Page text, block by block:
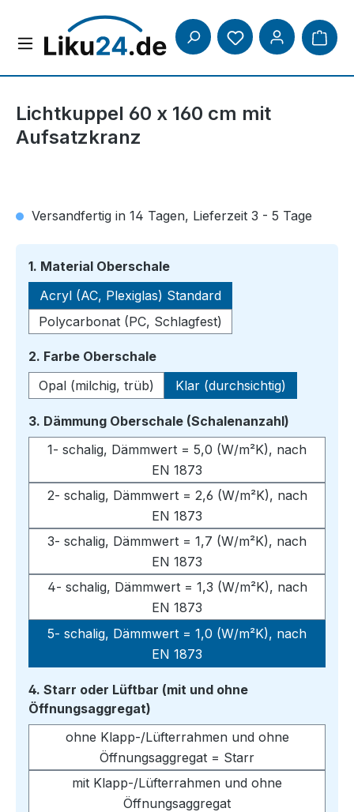
Zum Hauptinhalt springen
Lichtkuppel 60 x 160 cm mit
Aufsatzkranz
Versandfertig in 14 Tagen, Lieferzeit 3 - 5 Tage
1. Material Oberschaleauswählen
Acryl (AC, Plexiglas) Standard
Polycarbonat (PC, Schlagfest)
2. Farbe Oberschaleauswählen
Opal (milchig, trüb)
Klar (durchsichtig)
3. Dämmung Oberschale (Schalenanzahl)
1- schalig, Dämmwert = 5,0 (W/m²K), nach
EN 1873
2- schalig, Dämmwert = 2,6 (W/m²K), nach
EN 1873
3- schalig, Dämmwert = 1,7 (W/m²K), nach
EN 1873
4- schalig, Dämmwert = 1,3 (W/m²K), nach
EN 1873
5- schalig, Dämmwert = 1,0 (W/m²K), nach
EN 1873
4. Starr oder Lüftbar (mit und ohne
Öffnungsaggregat)
ohne Klapp-/Lüfterrahmen und ohne
Öffnungsaggregat = Starr
mit Klapp-/Lüfterrahmen und ohne
Öffnungsaggregat